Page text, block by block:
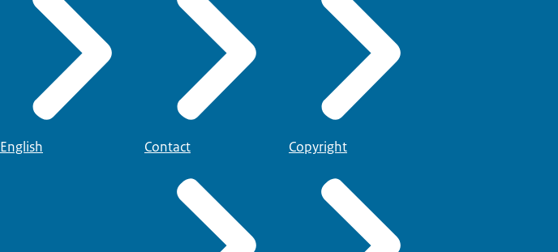
English Contact Copyright